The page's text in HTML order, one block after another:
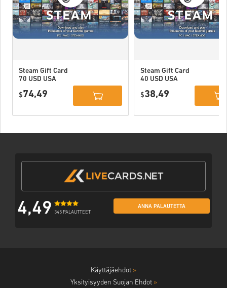
Steam Gift Card
70 USD USA
$74,49
Steam Gift Card
40 USD USA
$38,49
4,49 345 PALAUTTEET
ANNA PALAUTETTA
Käyttäjäehdot »
Yksityisyyden Suojan Ehdot »